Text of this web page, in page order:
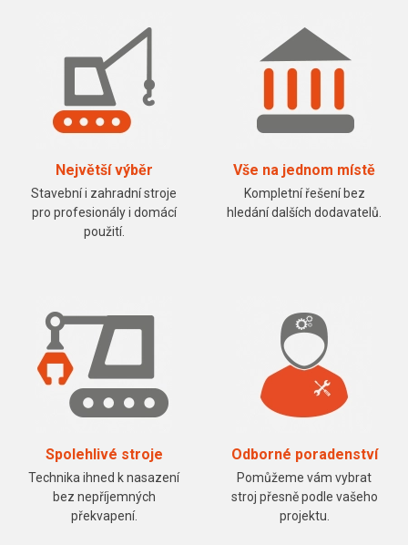
Největší výběr
Stavební i zahradní stroje
pro profesionály i domácí
použití.
Vše na jednom místě
Kompletní řešení bez
hledání dalších dodavatelů.
Spolehlivé stroje
Technika ihned k nasazení
bez nepříjemných
překvapení.
Odborné poradenství
Pomůžeme vám vybrat
stroj přesně podle vašeho
projektu.